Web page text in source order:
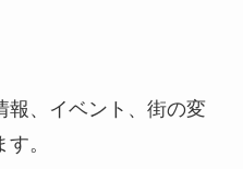
報、イベント、街の変
。